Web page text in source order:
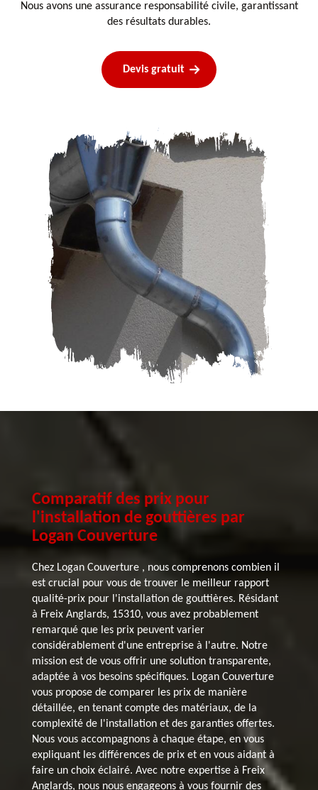
Nous avons une assurance responsabilité civile, garantissant
des résultats durables.
Devis gratuit
Comparatif des prix pour
l'installation de gouttières par
Logan Couverture
Chez Logan Couverture , nous comprenons combien il
est crucial pour vous de trouver le meilleur rapport
qualité-prix pour l'installation de gouttières. Résidant
à Freix Anglards, 15310, vous avez probablement
remarqué que les prix peuvent varier
considérablement d'une entreprise à l'autre. Notre
mission est de vous offrir une solution transparente,
adaptée à vos besoins spécifiques. Logan Couverture
vous propose de comparer les prix de manière
détaillée, en tenant compte des matériaux, de la
complexité de l'installation et des garanties offertes.
Nous vous accompagnons à chaque étape, en vous
expliquant les différences de prix et en vous aidant à
faire un choix éclairé. Avec notre expertise à Freix
Anglards, nous nous engageons à vous fournir des